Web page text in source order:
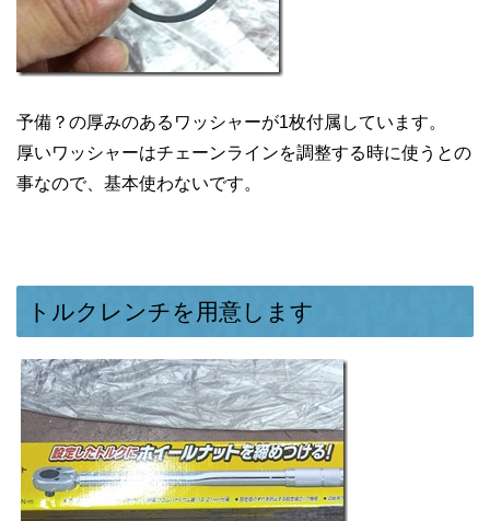
予備？の厚みのあるワッシャーが1枚付属しています。
厚いワッシャーはチェーンラインを調整する時に使うとの
事なので、基本使わないです。
トルクレンチを用意します